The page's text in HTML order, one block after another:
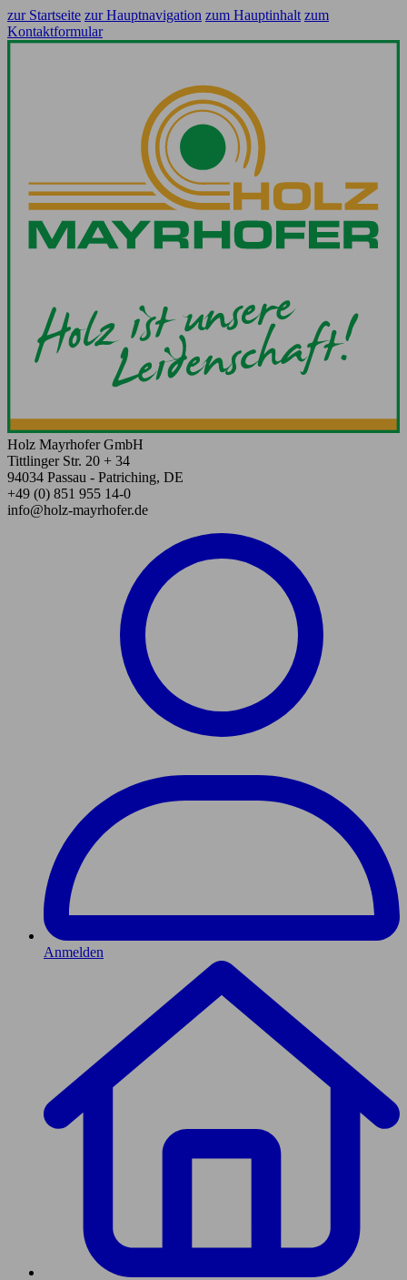
zur Startseite zur Hauptnavigation zum Hauptinhalt zum
Kontaktformular
Holz Mayrhofer GmbH
Tittlinger Str. 20 + 34
94034 Passau - Patriching, DE
+49 (0) 851 955 14-0
info@holz-mayrhofer.de
Anmelden